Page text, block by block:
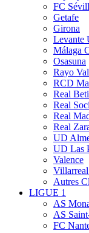
FC
Getafe
Girona
Levante
Málaga
Osasuna
Rayo
RCD
Real
Real
Real
Real
UD
UD Las
Valence
Autres
LIGUE 1
AS
AS
FC